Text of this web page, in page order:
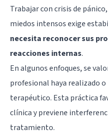
Trabajar con crisis de
miedos intensos exige
necesita reconocer sus
reacciones internas.
En algunos enfoques, se
profesional haya realizado
terapéutico. Esta práctica
clínica y previene
tratamiento.